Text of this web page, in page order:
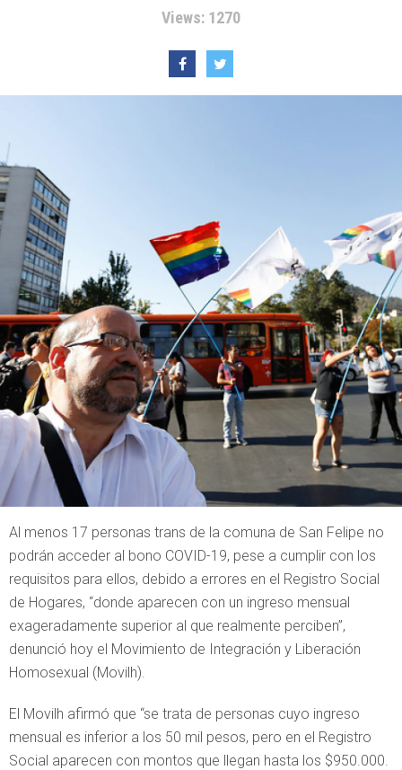
Views: 1270
Al menos 17 personas trans de la comuna de San Felipe no
podrán acceder al bono COVID-19, pese a cumplir con los
requisitos para ellos, debido a errores en el Registro Social
de Hogares, “donde aparecen con un ingreso mensual
exageradamente superior al que realmente perciben”,
denunció hoy el Movimiento de Integración y Liberación
Homosexual (Movilh).
El Movilh afirmó que “se trata de personas cuyo ingreso
mensual es inferior a los 50 mil pesos, pero en el Registro
Social aparecen con montos que llegan hasta los $950.000.